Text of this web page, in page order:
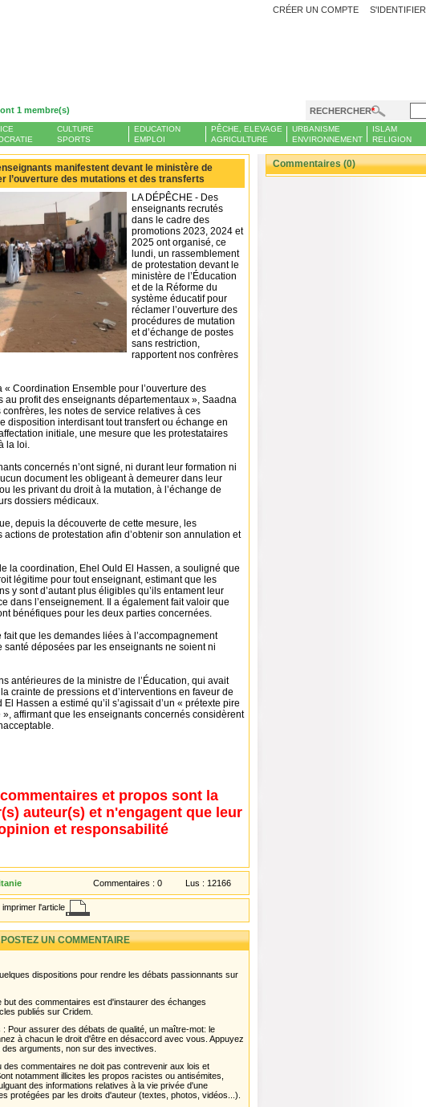
CRÉER UN COMPTE S'IDENTIFIER
1 membre(s) RECHERCHER
CULTURE
SPORTS
EDUCATION
EMPLOI
PÊCHE, ELEVAGE
AGRICULTURE
URBANISME
ENVIRONNEMENT
ISLAM
RELIGION
manifestent devant le ministère de
l’ouverture des mutations et des transferts
LA DÉPÊCHE - Des
enseignants recrutés
dans le cadre des
promotions 2023, 2024 et
2025 ont organisé, ce
lundi, un rassemblement
de protestation devant le
ministère de l’Éducation
et de la Réforme du
système éducatif pour
réclamer l’ouverture des
procédures de mutation
et d’échange de postes
sans restriction,
rapportent nos confrères
Coordination Ensemble pour l’ouverture des
au profit des enseignants départementaux », Saadna
les notes de service relatives à ces
disposition interdisant tout transfert ou échange en
initiale, une mesure que les protestataires
la loi.
concernés n’ont signé, ni durant leur formation ni
document les obligeant à demeurer dans leur
les privant du droit à la mutation, à l’échange de
dossiers médicaux.
depuis la découverte de cette mesure, les
de protestation afin d’obtenir son annulation et
la coordination, Ehel Ould El Hassen, a souligné que
légitime pour tout enseignant, estimant que les
y sont d’autant plus éligibles qu’ils entament leur
dans l’enseignement. Il a également fait valoir que
bénéfiques pour les deux parties concernées.
fait que les demandes liées à l’accompagnement
santé déposées par les enseignants ne soient ni
antérieures de la ministre de l’Éducation, qui avait
crainte de pressions et d’interventions en faveur de
Hassen a estimé qu’il s’agissait d’un « prétexte pire
affirmant que les enseignants concernés considèrent
et propos sont la
auteur(s) et n'engagent que leur
et responsabilité
Commentaires : 0 Lus : 12166
l'article
POSTEZ UN COMMENTAIRE
dispositions pour rendre les débats passionnants sur
but des commentaires est d'instaurer des échanges
publiés sur Cridem.
Pour assurer des débats de qualité, un maître-mot: le
à chacun le droit d'être en désaccord avec vous. Appuyez
arguments, non sur des invectives.
des commentaires ne doit pas contrevenir aux lois et
notamment illicites les propos racistes ou antisémites,
des informations relatives à la vie privée d'une
protégées par les droits d'auteur (textes, photos, vidéos...).
Commentaires (0)